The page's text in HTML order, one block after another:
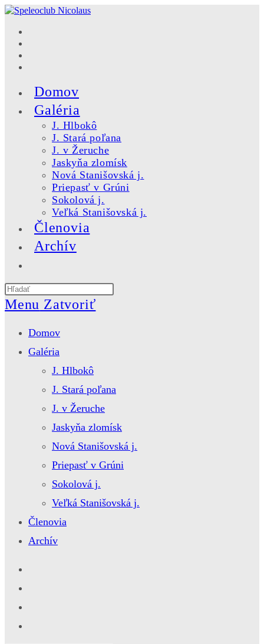
Skip
content
Domov
Galéria
J. Hlbokô
J. Stará poľana
J. v Žeruche
Jaskyňa zlomísk
Nová Stanišovská j.
Priepasť v Grúni
Sokolová j.
Veľká Stanišovská j.
Členovia
Archív
website
search
Menu Zatvoriť
Domov
Galéria
J. Hlbokô
J. Stará poľana
J. v Žeruche
Jaskyňa zlomísk
Nová Stanišovská j.
Priepasť v Grúni
Sokolová j.
Veľká Stanišovská j.
Členovia
Archív